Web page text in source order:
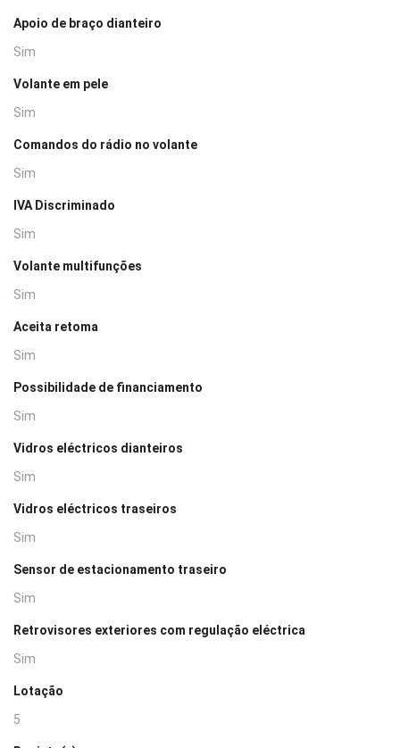
Apoio de braço dianteiro
Sim
Volante em pele
Sim
Comandos do rádio no volante
Sim
IVA Discriminado
Sim
Volante multifunções
Sim
Aceita retoma
Sim
Possibilidade de financiamento
Sim
Vidros eléctricos dianteiros
Sim
Vidros eléctricos traseiros
Sim
Sensor de estacionamento traseiro
Sim
Retrovisores exteriores com regulação eléctrica
Sim
Lotação
5